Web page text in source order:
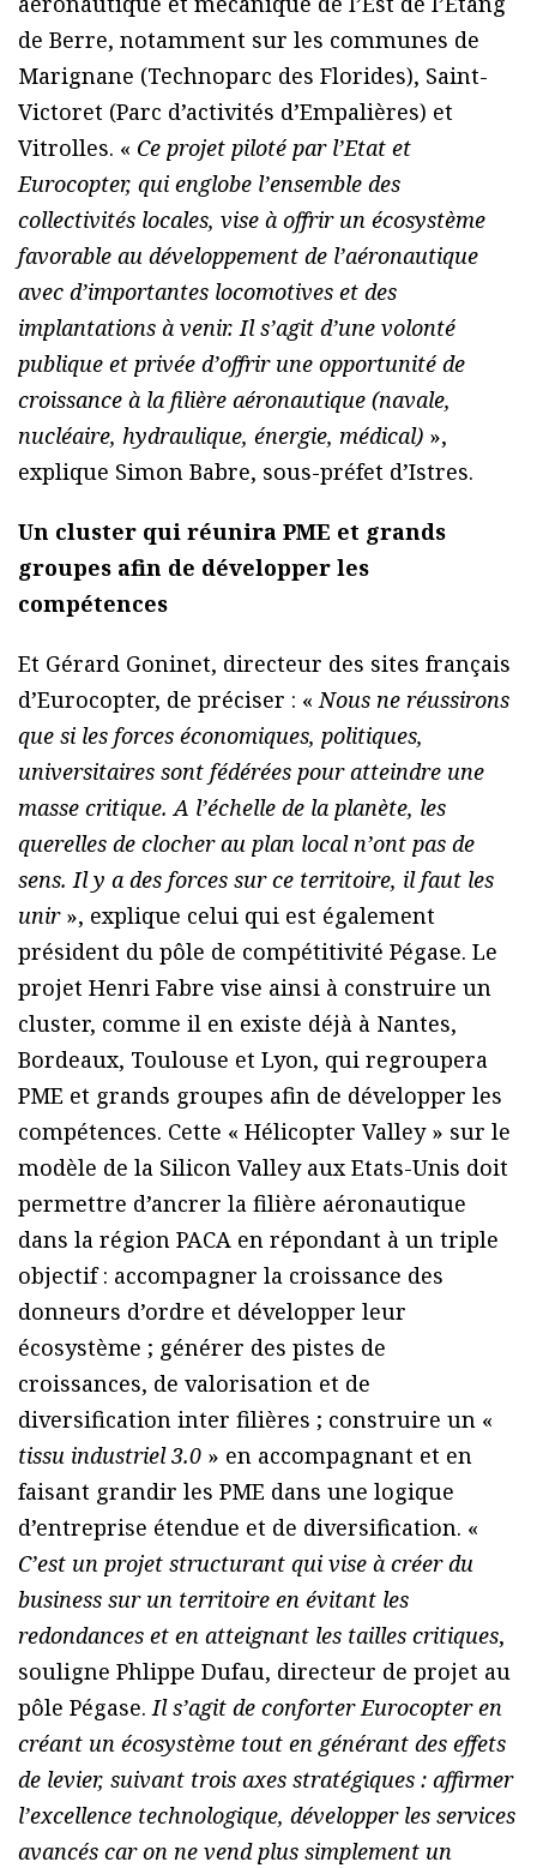
de Berre, notamment sur les communes de
Marignane (Technoparc des Florides), Saint-
Victoret (Parc d’activités d’Empalières) et
Vitrolles. « Ce projet piloté par l’Etat et
Eurocopter, qui englobe l’ensemble des
collectivités locales, vise à offrir un écosystème
favorable au développement de l’aéronautique
avec d’importantes locomotives et des
implantations à venir. Il s’agit d’une volonté
publique et privée d’offrir une opportunité de
croissance à la filière aéronautique (navale,
nucléaire, hydraulique, énergie, médical) »,
explique Simon Babre, sous-préfet d’Istres.
Un cluster qui réunira PME et grands
groupes afin de développer les
compétences
Et Gérard Goninet, directeur des sites français
d’Eurocopter, de préciser : «Nous ne réussirons
que si les forces économiques, politiques,
universitaires sont fédérées pour atteindre une
masse critique. A l’échelle de la planète, les
querelles de clocher au plan local n’ont pas de
sens. Il y a des forces sur ce territoire, il faut les
unir», explique celui qui est également
président du pôle de compétitivité Pégase. Le
projet Henri Fabre vise ainsi à construire un
cluster, comme il en existe déjà à Nantes,
Bordeaux, Toulouse et Lyon, qui regroupera
PME et grands groupes afin de développer les
compétences. Cette « Hélicopter Valley » sur le
modèle de la Silicon Valley aux Etats-Unis doit
permettre d’ancrer la filière aéronautique
dans la région PACA en répondant à un triple
objectif : accompagner la croissance des
donneurs d’ordre et développer leur
écosystème ; générer des pistes de
croissances, de valorisation et de
diversification inter filières ; construire un «
tissu industriel 3.0 » en accompagnant et en
faisant grandir les PME dans une logique
d’entreprise étendue et de diversification. «
C’est un projet structurant qui vise à créer du
business sur un territoire en évitant les
redondances et en atteignant les tailles critiques,
souligne Phlippe Dufau, directeur de projet au
pôle Pégase.Il s’agit de conforter Eurocopter en
créant un écosystème tout en générant des effets
de levier, suivant trois axes stratégiques : affirmer
l’excellence technologique, développer les services
avancés car on ne vend plus simplement un